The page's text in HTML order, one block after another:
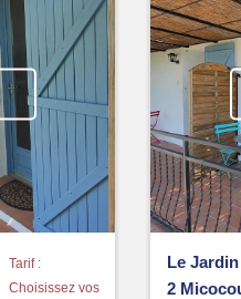
Tarif :
Choisissez vos
Le
2